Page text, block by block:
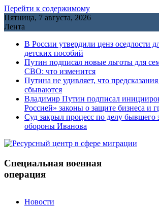
Перейти к содержимому
Пятница, 7 августа, 2026
Лента
В России утвердили ценз оседлости
детских пособий
Путин подписал новые льготы для
СВО: что изменится
Путина не удивляет, что
сбываются
Владимир Путин подписал
Россией» законы о защите бизнеса и
Cуд закрыл процесс по делу бывшего
обороны Иванова
Специальная военная
операция
Новости